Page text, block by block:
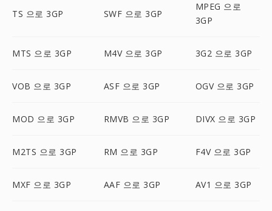
TS 으로 3GP SWF 으로 3GP
MPEG 으로
3GP
MTS 으로 3GP M4V 으로 3GP 3G2 으로 3GP
VOB 으로 3GP ASF 으로 3GP OGV 으로 3GP
MOD 으로 3GP RMVB 으로 3GP DIVX 으로 3GP
M2TS 으로 3GP RM 으로 3GP F4V 으로 3GP
MXF 으로 3GP AAF 으로 3GP AV1 으로 3GP